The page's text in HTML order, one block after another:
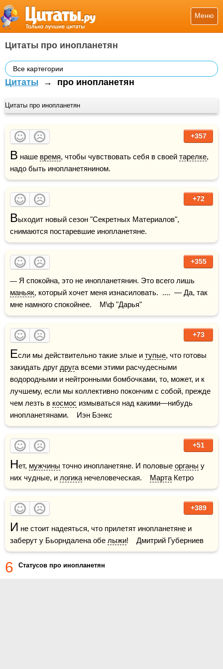
Меню
Цитаты про инопланетян
Все картегории
Цитаты → про инопланетян
Цитаты про инопланетян
+357
В наше время, чтобы чувствовать себя в своей тарелке,
надо быть инопланетянином.
+72
Выходит новый сезон "Секретных Материалов",
снимаются постаревшие инопланетяне.
+355
маньяк, который хочет меня изнасиловать.  ....  — Да, так
мне намного спокойнее.    М\ф "Дарья"
+73
Если мы действительно такие злые и тупые, что готовы
закидать друг друга всеми этими расчудесными
водородными и нейтронными бомбочками, то, может, и к
лучшему, если мы коллективно покончим с собой, прежде
чем лезть в космос измываться над какими—нибудь
инопланетянами.    Иэн Бэнкс
+51
Нет, мужчины точно инопланетяне. И половые органы у
них чудные, и логика нечеловеческая. Марта Кетро
+389
И не стоит надеяться, что прилетят инопланетяне и
заберут у Бьорндалена обе лыжи!    Дмитрий Губерниев
6 Статусов про инопланетян